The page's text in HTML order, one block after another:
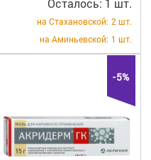
Осталось: 1 шт.
на Стахановской: 2 шт.
на Аминьевской: 1 шт.
-5%